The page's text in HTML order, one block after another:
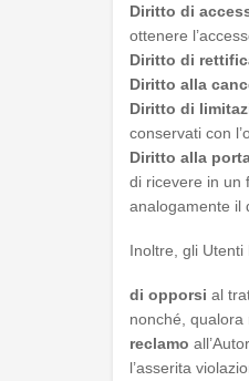
Diritto di
ottenere
Diritto di
Diritto alla
Diritto di
conservati con
Diritto alla
di ricevere in un
analogamente il
Inoltre, gli Utenti
di opporsi al
nonché, qualora
reclamo
l’asserita